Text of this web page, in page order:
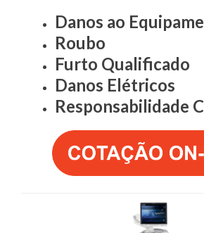
Danos ao
Roubo
Furto Qualificado
Danos Elétricos
Responsabilidade